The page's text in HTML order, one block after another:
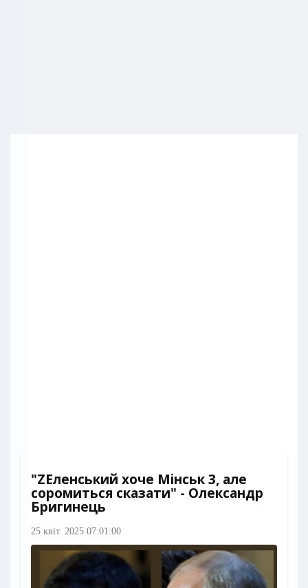
"ZЕленський хоче Мінськ 3, але
соромиться сказати" - Олександр
Бригинець
25 квіт. 2025 07:01:00